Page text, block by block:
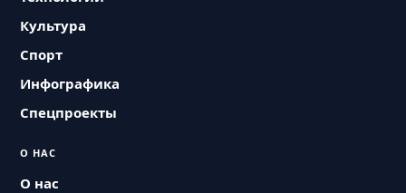
Культура
Спорт
Инфографика
Спецпроекты
О НАС
О нас